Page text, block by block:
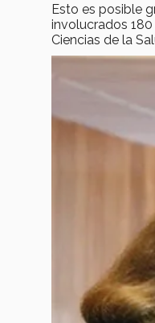
Esto es posible
involucrados
Ciencias de la